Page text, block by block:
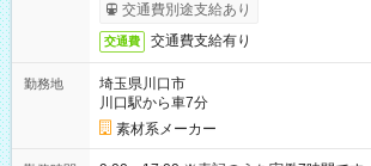
交通費別途支給あり
交通費 交通費支給有り
勤務地
埼玉県川口市
川口駅から車7分
素材系メーカー